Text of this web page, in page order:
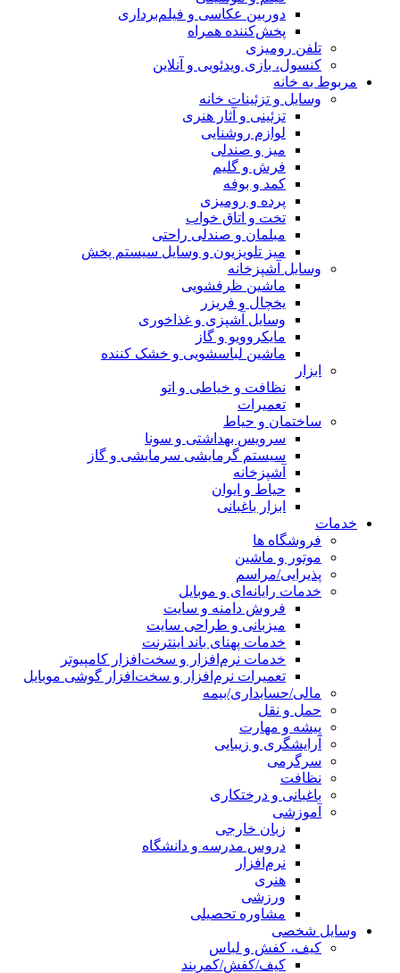
دوربین عکاسی و فیلم‌برداری
پخش‌کننده همراه
تلفن رومیزی
کنسول، بازی‌ ویدئویی و آنلاین
مربوط به خانه
وسایل و تزئینات خانه
تزئینی و آثار هنری
لوازم روشنایی
میز و صندلی
فرش و گلیم
کمد و بوفه
پرده و رومیزی
تخت و اتاق خواب
مبلمان و صندلی راحتی
میز تلویزیون و وسایل سیستم پخش
وسایل آشپزخانه
ماشین ظرفشویی
یخچال و فریزر
وسایل آشپزی و غذاخوری
مایکروویو و گاز
ماشین لباسشویی و خشک کننده
ابزار
نظافت و خیاطی و اتو
تعمیرات
ساختمان و حیاط
سرویس بهداشتی و سونا
سیستم گرمایشی سرمایشی و گاز
آشپزخانه
حیاط و ایوان
ابزار باغبانی
خدمات
فروشگاه ها
موتور و ماشین
پذیرایی/مراسم
خدمات رایانه‌ای و موبایل
فروش دامنه و سایت
میزبانی و طراحی سایت
خدمات پهنای باند اینترنت
خدمات نرم‌افزار و سخت‌افزار کامپیوتر
تعمیرات نرم‌افزار و سخت‌افزار گوشی موبایل
مالی/حسابداری/بیمه
حمل و نقل
پیشه و مهارت
آرایشگری و زیبایی
سرگرمی
نظافت
باغبانی و درختکاری
آموزشی
زبان خارجی
دروس مدرسه و دانشگاه
نرم‌افزار
هنری
ورزشی
مشاوره تحصیلی
وسایل شخصی
کیف، کفش و لباس
کیف/کفش/کمربند